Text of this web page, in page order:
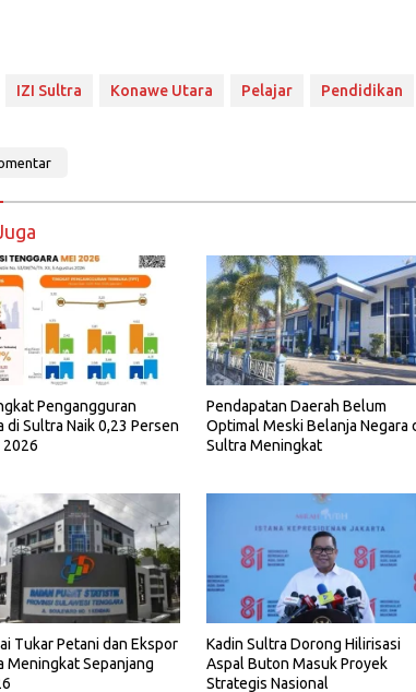
IZI Sultra Konawe Utara Pelajar Pendidikan
Pengangguran
di Sultra Naik 0,23 Persen
2026
Pendapatan Daerah Belum
Optimal Meski Belanja Negara
Sultra Meningkat
Tukar Petani dan Ekspor
Meningkat Sepanjang
Kadin Sultra Dorong Hilirisasi
Aspal Buton Masuk Proyek
Strategis Nasional